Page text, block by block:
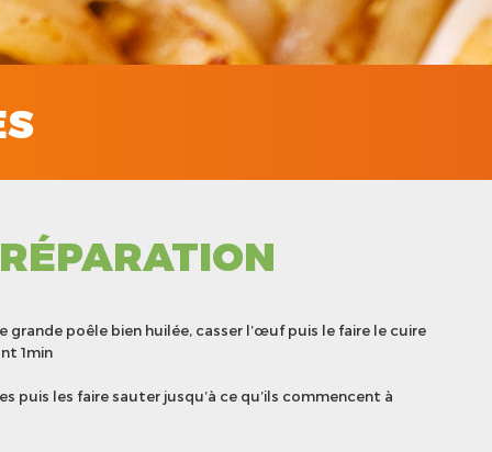
grande poêle bien huilée, casser l’œuf puis le faire le cuire
1min
puis les faire sauter jusqu’à ce qu’ils commencent à